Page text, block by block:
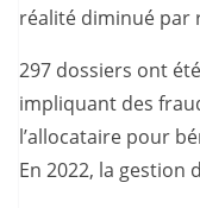
réalité diminué par
297 dossiers ont
impliquant des
l’allocataire pour
En 2022, la gestion